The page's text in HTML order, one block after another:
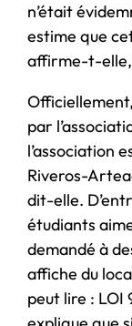
n’était
estime que
affirme-t-elle,
par
l’association
Riveros-
dit-elle.
étudiants
demandé à
affiche du
peut lire : LOI